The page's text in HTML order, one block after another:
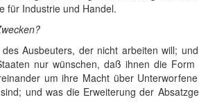
für Industrie und Handel.
Ausbeuters, der nicht arbeiten will;
nur wünschen, daß ihnen die
um ihre Macht über
und was die Erweiterung der